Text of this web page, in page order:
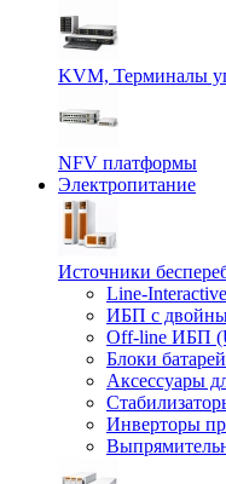
KVM, Терминалы
NFV платформы
Электропитание
Источники
Line-
ИБП с
Off-line ИБП
Блоки
Аксессуары
Инверторы